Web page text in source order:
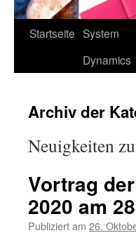
Zum
Startseite System
Dynamics
Archiv der
Neuigkeiten
Vortrag
2020 am
Publiziert am 26.